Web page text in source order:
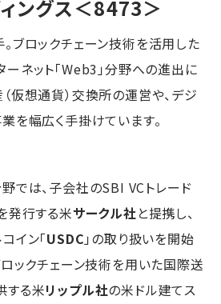
ングス＜8473＞
ブロックチェーン技術を活用した
ネット「Web3」分野への進出に
仮想通貨）交換所の運営や、デジ
を幅広く手掛けています。
では、子会社のSBI VCトレード
発行する米サークル社と提携し、
イン「USDC 」の取り扱いを開始
ロックチェーン技術を用いた国際送
する米リップル社の米ドル建てス